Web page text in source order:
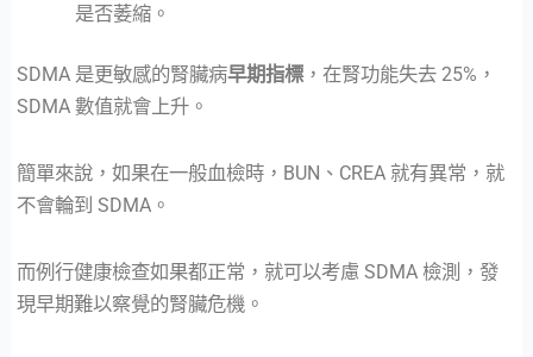
是否萎縮。
SDMA 是更敏感的腎臟病早期指標，在腎功能失去 25%，
SDMA 數值就會上升。
簡單來說，如果在一般血檢時，BUN、CREA 就有異常，就
不會輪到 SDMA。
而例行健康檢查如果都正常，就可以考慮 SDMA 檢測，發
現早期難以察覺的腎臟危機。